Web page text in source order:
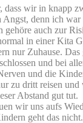
dass wir in knapp
Angst, denn ich
gehöre auch zur
in einer Kita
nur Zuhause.
und bei
und die
zu dritt reisen
Abstand gut tut.
wir uns aufs
geht das nicht.